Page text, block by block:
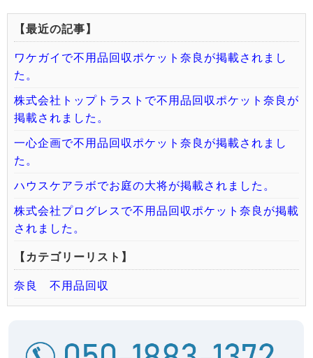
【最近の記事】
ワケガイで不用品回収ポケット奈良が掲載されまし
た。
株式会社トップトラストで不用品回収ポケット奈良が
掲載されました。
一心企画で不用品回収ポケット奈良が掲載されまし
た。
ハウスケアラボでお庭の大将が掲載されました。
株式会社プログレスで不用品回収ポケット奈良が掲載
されました。
【カテゴリーリスト】
奈良 不用品回収